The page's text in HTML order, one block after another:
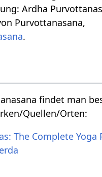
Ardha
Purvottanasana,
.
findet man
Quellen/Orten:
The Complete Yoga